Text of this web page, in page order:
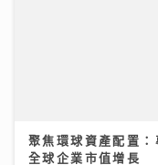
12/07/2026